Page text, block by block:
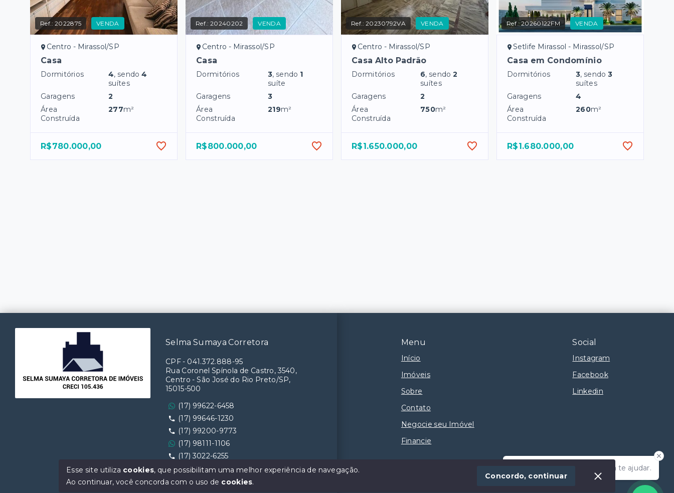
Ref.:2022875 VENDA
Centro - Mirassol/SP
Casa
Dormitórios 4, sendo4
suítes
Garagens
2
Área
Construída
277m²
R$780.000,00
Ref.:20240202 VENDA
Centro - Mirassol/SP
Casa
Dormitórios 3, sendo 1
suíte
Garagens
3
Área
Construída
219m²
R$800.000,00
Ref.:20230792VA VENDA
Centro - Mirassol/SP
Casa Alto Padrão
Dormitórios 6, sendo2
suítes
Garagens
2
Área
Construída
750m²
R$1.650.000,00
Ref.:20260122FM VENDA
Setlife Mirassol - Mirassol/SP
Casa em Condomínio
Dormitórios 3, sendo3
suítes
Garagens
4
Área
Construída
260m²
R$1.680.000,00
Olá! Estamos disponíveis para te ajudar.
Menu
Início
Imóveis
Sobre
Contato
Negocie seu Imóvel
Financie
Social
Instagram
Facebook
Linkedin
Selma Sumaya Corretora
CPF- 041.372.888-95
Rua Coronel Spínola de Castro, 3540,
Centro - São José do Rio Preto/SP,
15015-500
(17) 99622-6458
(17) 99646-1230
(17) 99200-9773
(17) 98111-1106
(17) 3022-6255
Ver e-mail
Esse site utiliza cookies, que possibilitam uma melhor experiência de navegação.
Ao continuar, você concorda com o uso de cookies.
Concordo, continuar